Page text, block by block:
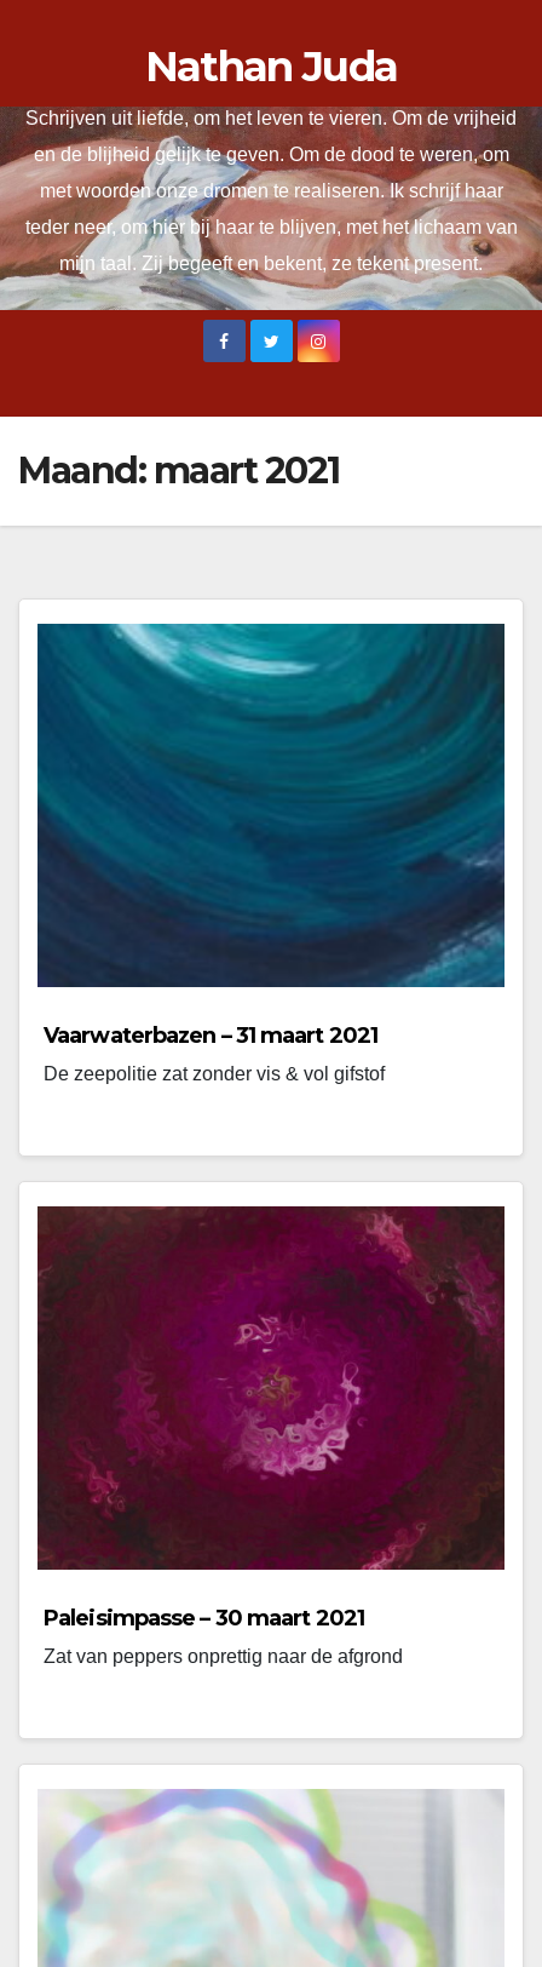
inhoud
Nathan Juda
Schrijven uit liefde, om het leven te vieren. Om de vrijheid
en de blijheid gelijk te geven. Om de dood te weren, om
met woorden onze dromen te realiseren. Ik schrijf haar
teder neer, om hier bij haar te blijven, met het lichaam van
mijn taal. Zij begeeft en bekent, ze tekent present.
Maand: maart 2021
Vaarwaterbazen – 31 maart 2021
De zeepolitie zat zonder vis & vol gifstof
Paleisimpasse – 30 maart 2021
Zat van peppers onprettig naar de afgrond